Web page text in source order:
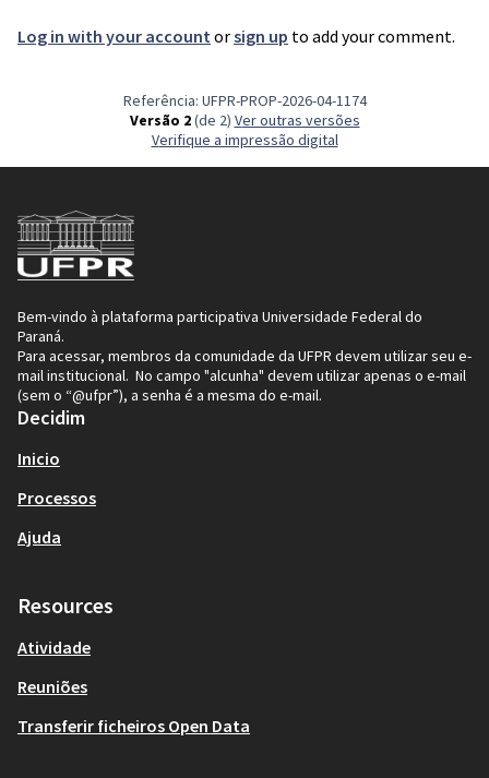
Log in with your account orsign up to add your comment.
Referência: UFPR-PROP-2026-04-1174
Versão 2(de 2) ver outras versões
Verifique a impressão digital
Bem-vindo à plataforma participativa Universidade Federal do
Paraná.
Para acessar, membros da comunidade da UFPR devem utilizar seu e-
mail institucional. No campo "alcunha" devem utilizar apenas o e-mail
(sem o “@ufpr”), a senha é a mesma do e-mail.
Decidim
Inicio
Processos
Ajuda
Resources
Atividade
Reuniões
Transferir ficheiros Open Data